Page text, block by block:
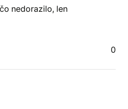
nedorazilo, len
0